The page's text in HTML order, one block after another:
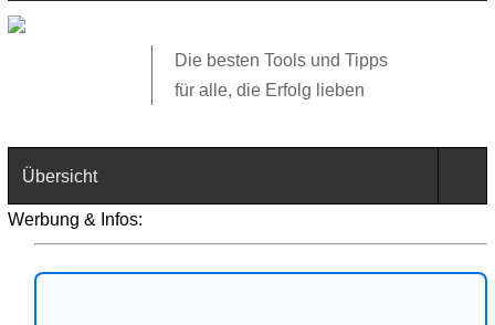
Die besten Tools und Tipps
für alle, die Erfolg lieben
Übersicht
Technik
Werbung & Infos: